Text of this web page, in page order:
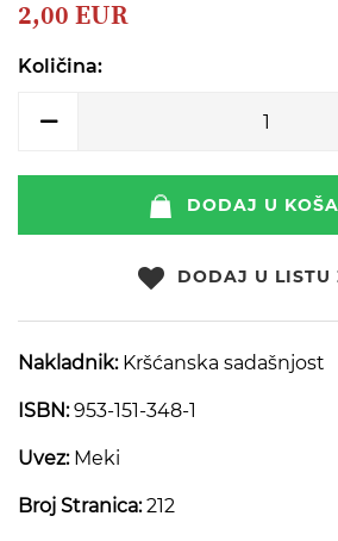
of
images
2,00 EUR
Količina:
DODAJ U
DODAJ U LISTU
Nakladnik: Kršćanska sadašnjost
ISBN:953-151-348-1
Uvez:Meki
Broj Stranica:212